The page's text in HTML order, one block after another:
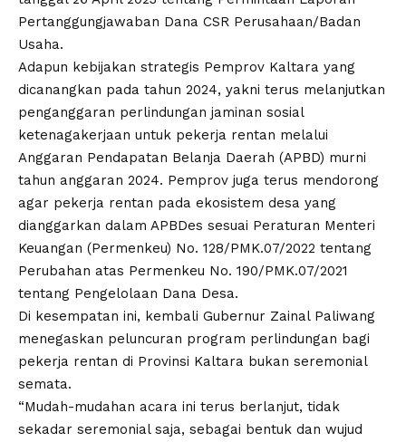
Pertanggungjawaban Dana CSR Perusahaan/Badan
Usaha.
Adapun kebijakan strategis Pemprov Kaltara yang
dicanangkan pada tahun 2024, yakni terus melanjutkan
penganggaran perlindungan jaminan sosial
ketenagakerjaan untuk pekerja rentan melalui
Anggaran Pendapatan Belanja Daerah (APBD) murni
tahun anggaran 2024. Pemprov juga terus mendorong
agar pekerja rentan pada ekosistem desa yang
dianggarkan dalam APBDes sesuai Peraturan Menteri
Keuangan (Permenkeu) No. 128/PMK.07/2022 tentang
Perubahan atas Permenkeu No. 190/PMK.07/2021
tentang Pengelolaan Dana Desa.
Di kesempatan ini, kembali Gubernur Zainal Paliwang
menegaskan peluncuran program perlindungan bagi
pekerja rentan di Provinsi Kaltara bukan seremonial
semata.
“Mudah-mudahan acara ini terus berlanjut, tidak
sekadar seremonial saja, sebagai bentuk dan wujud